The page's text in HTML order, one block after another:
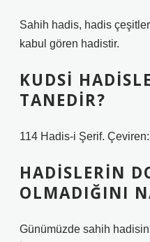
Sahih hadis, hadis
kabul gören hadistir.
KUDSI
TANEDIR?
114 Hadis-i Şerif.
HADISLERIN
OLMADIĞINI
Günümüzde sahih hadisin